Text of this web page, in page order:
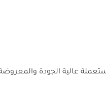
عالية الجودة